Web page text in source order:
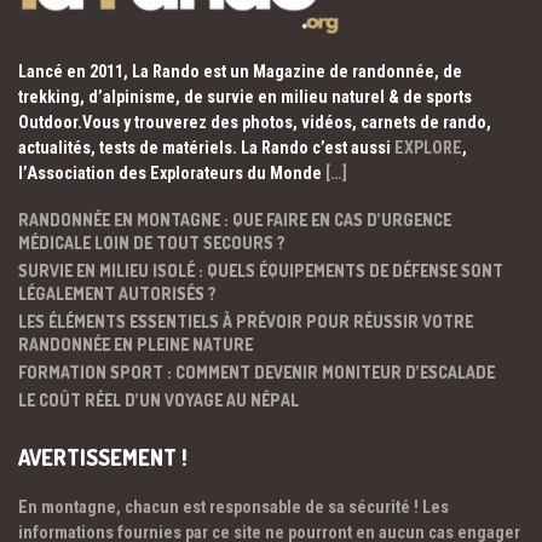
Lancé en 2011, La Rando est un Magazine de randonnée, de
trekking, d’alpinisme, de survie en milieu naturel & de sports
Outdoor.Vous y trouverez des photos, vidéos, carnets de rando,
actualités, tests de matériels. La Rando c’est aussi EXPLORE,
l’Association des Explorateurs du Monde […]
RANDONNÉE EN MONTAGNE : QUE FAIRE EN CAS D’URGENCE
MÉDICALE LOIN DE TOUT SECOURS ?
SURVIE EN MILIEU ISOLÉ : QUELS ÉQUIPEMENTS DE DÉFENSE SONT
LÉGALEMENT AUTORISÉS ?
LES ÉLÉMENTS ESSENTIELS À PRÉVOIR POUR RÉUSSIR VOTRE
RANDONNÉE EN PLEINE NATURE
FORMATION SPORT : COMMENT DEVENIR MONITEUR D’ESCALADE
LE COÛT RÉEL D’UN VOYAGE AU NÉPAL
AVERTISSEMENT !
En montagne, chacun est responsable de sa sécurité ! Les
informations fournies par ce site ne pourront en aucun cas engager